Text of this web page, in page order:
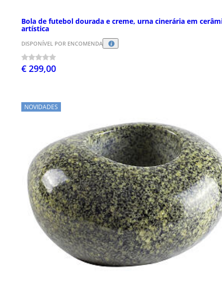
Bola de futebol dourada e creme, urna cinerária em
artística
DISPONÍVEL POR ENCOMENDA
€ 299,00
NOVIDADES